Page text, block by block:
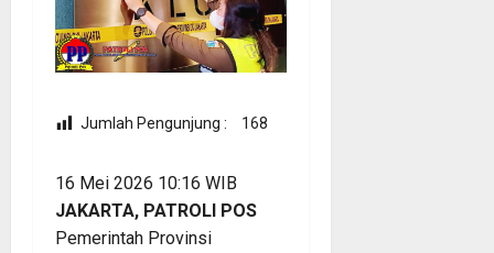
Jumlah Pengunjung : 168
16 Mei 2026 10:16 WIB
JAKARTA, PATROLI POS
Pemerintah Provinsi